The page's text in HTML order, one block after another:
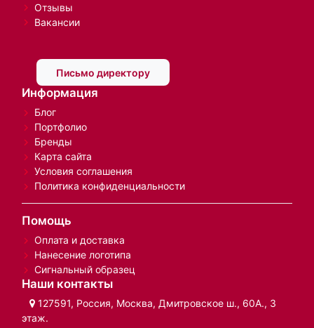
Отзывы
Вакансии
Письмо директору
Информация
Блог
Портфолио
Бренды
Карта сайта
Условия соглашения
Политика конфиденциальности
Помощь
Оплата и доставка
Нанесение логотипа
Сигнальный образец
Наши контакты
127591, Россия, Москва, Дмитровское ш., 60А., 3
этаж.